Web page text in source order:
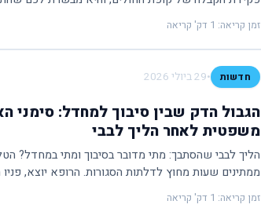
זמן קריאה: 1 דק' קריאה
חדשות •29 ביולי 2026
הגבול הדק שבין סיבוך למחדל: סימני
משפטית לאחר הליך לבבי
הליך לבבי שהסתבך: מתי מדובר בסיבוך ומתי במחדל?
ממתינים שעות מחוץ לדלתות הסגורות. הרופא יוצא, פניו
זמן קריאה: 1 דק' קריאה